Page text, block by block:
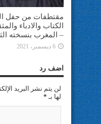
مقتطفات من حفل
الكتاب والادباء
– المغرب بنسخته
6 ديسمبر، 2021
اضف رد
لن يتم نشر البريد
لها بـ *